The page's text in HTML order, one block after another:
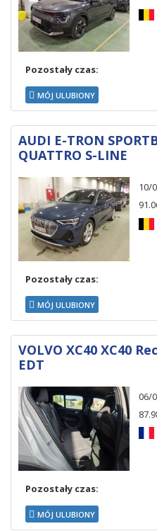
Pozostały czas:
MÓJ ULUBIONY
AUDI E-TRON
QUATTRO S-LINE
10/
Pozostały czas:
MÓJ ULUBIONY
VOLVO XC40 XC40
EDT
06/
Pozostały czas:
MÓJ ULUBIONY